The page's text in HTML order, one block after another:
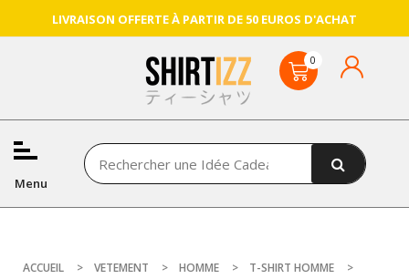
LIVRAISON OFFERTE À PARTIR DE 50 EUROS D'ACHAT
Menu
ACCUEIL VETEMENT HOMME
T-SHIRT HOMME